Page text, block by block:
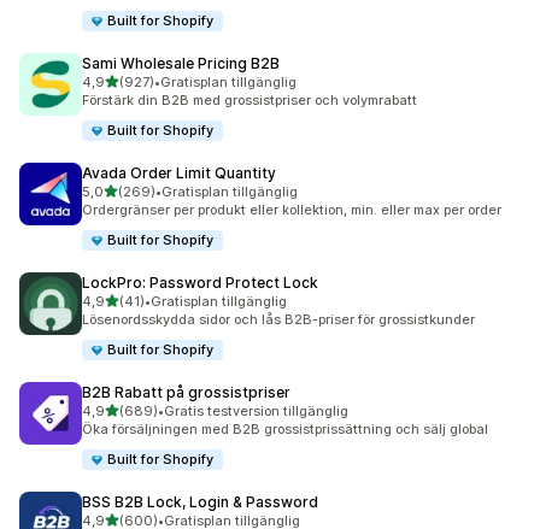
Built for Shopify
Sami Wholesale Pricing B2B
4,9av 5 stjärnor
(927)
927 recensioner totalt
•Gratisplan tillgänglig
Förstärk din B2B med grossistpriser och volymrabatt
Built for Shopify
Avada Order Limit Quantity
5,0av 5 stjärnor
(269)
269 recensioner totalt
•Gratisplan tillgänglig
Ordergränser per produkt eller kollektion, min. eller max per order
Built for Shopify
LockPro: Password Protect Lock
4,9av 5 stjärnor
(41)
41 recensioner totalt
•Gratisplan tillgänglig
Lösenordsskydda sidor och lås B2B-priser för grossistkunder
Built for Shopify
B2B Rabatt på grossistpriser
4,9av 5 stjärnor
(689)
689 recensioner totalt
•Gratis testversion tillgänglig
Öka försäljningen med B2B grossistprissättning och sälj global
Built for Shopify
BSS B2B Lock, Login & Password
4,9av 5 stjärnor
(600)•Gratisplan tillgänglig